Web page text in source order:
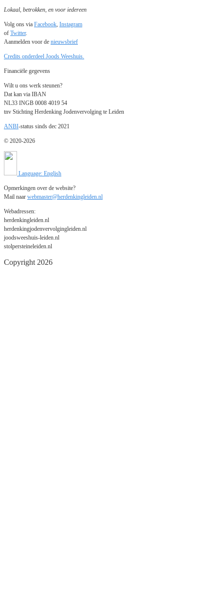
Lokaal, betrokken, en voor iedereen
Volg ons via Facebook Instagram
of Twitter.
Aanmelden voor de nieuwsbrief
Credits onderdeel Joods Weeshuis.
Financiële gegevens
Wilt u ons werk steunen?
Dat kan via IBAN
NL33 INGB 0008 4019 54
tnv Stichting Herdenking Jodenvervolging te Leiden
ANBI-status sinds dec 2021
© 2020-2026
Language: English
Opmerkingen over de website?
Mail naar webmaster@herdenkingleiden.nl
Webadressen:
herdenkingleiden.nl
herdenkingjodenvervolgingleiden.nl
joodsweeshuis-leiden.nl
stolpersteineleiden.nl
Copyright 2026